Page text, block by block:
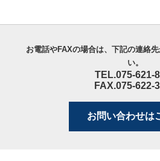
お電話やFAXの場合は、下記の連絡
い。
TEL.075-621-
FAX.075-622-
お問い合わせは